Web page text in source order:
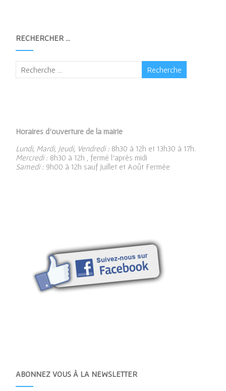
RECHERCHER …
Horaires d’ouverture de la mairie
Lundi, Mardi, Jeudi, Vendredi : 8h30 à 12h et 13h30 à 17h.
Mercredi : 8h30 à 12h , fermé l’après midi
Samedi : 9h00 à 12h sauf Juillet et Août Fermée
ABONNEZ VOUS À LA NEWSLETTER